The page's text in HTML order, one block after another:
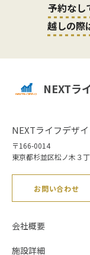
予約なし
越しの際
NEXTラ
NEXTライフデザ
〒166-0014
東京都杉並区松ノ木３
お問い合わせ
会社概要
施設詳細